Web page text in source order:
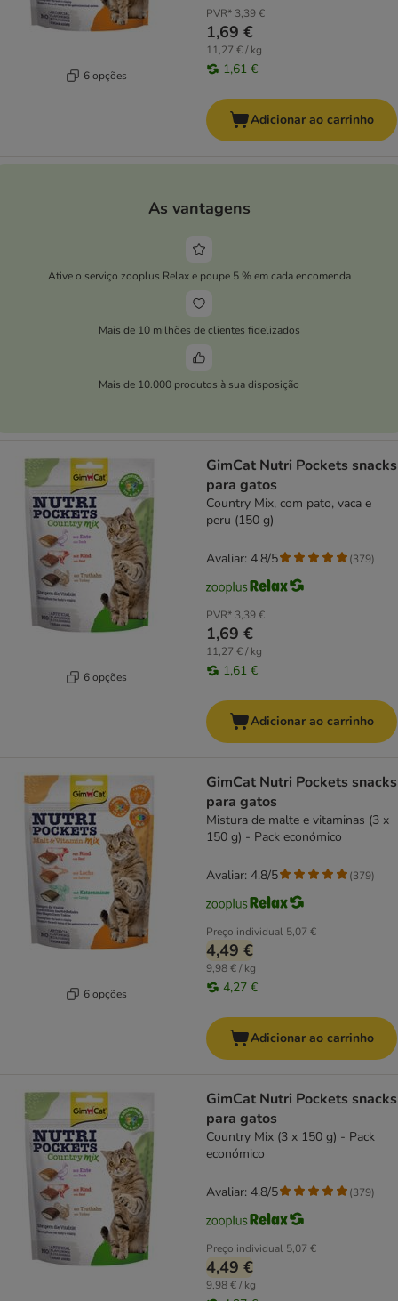
6 opções
PVR* 3,39 €
1,69 €
11,27 € / kg
1,61 €
Adicionar ao carrinho
As vantagens
Ative o serviço zooplus Relax e poupe 5 % em cada encomenda
Mais de 10 milhões de clientes fidelizados
Mais de 10.000 produtos à sua disposição
6 opções
GimCat Nutri Pockets snacks
para gatos
Country Mix, com pato, vaca e
peru (150 g)
PVR* 3,39 €
1,69 €
11,27 € / kg
1,61 €
Avaliar: 4.8/5 (379)
Adicionar ao carrinho
6 opções
GimCat Nutri Pockets snacks
para gatos
Mistura de malte e vitaminas (3 x
150 g) - Pack económico
Preço individual 5,07 €
4,49 €
9,98 € / kg
4,27 €
Avaliar: 4.8/5 (379)
Adicionar ao carrinho
GimCat Nutri Pockets snacks
para gatos
Country Mix (3 x 150 g) - Pack
económico
Preço individual 5,07 €
4,49 €
9,98 € / kg
Avaliar: 4.8/5 (379)